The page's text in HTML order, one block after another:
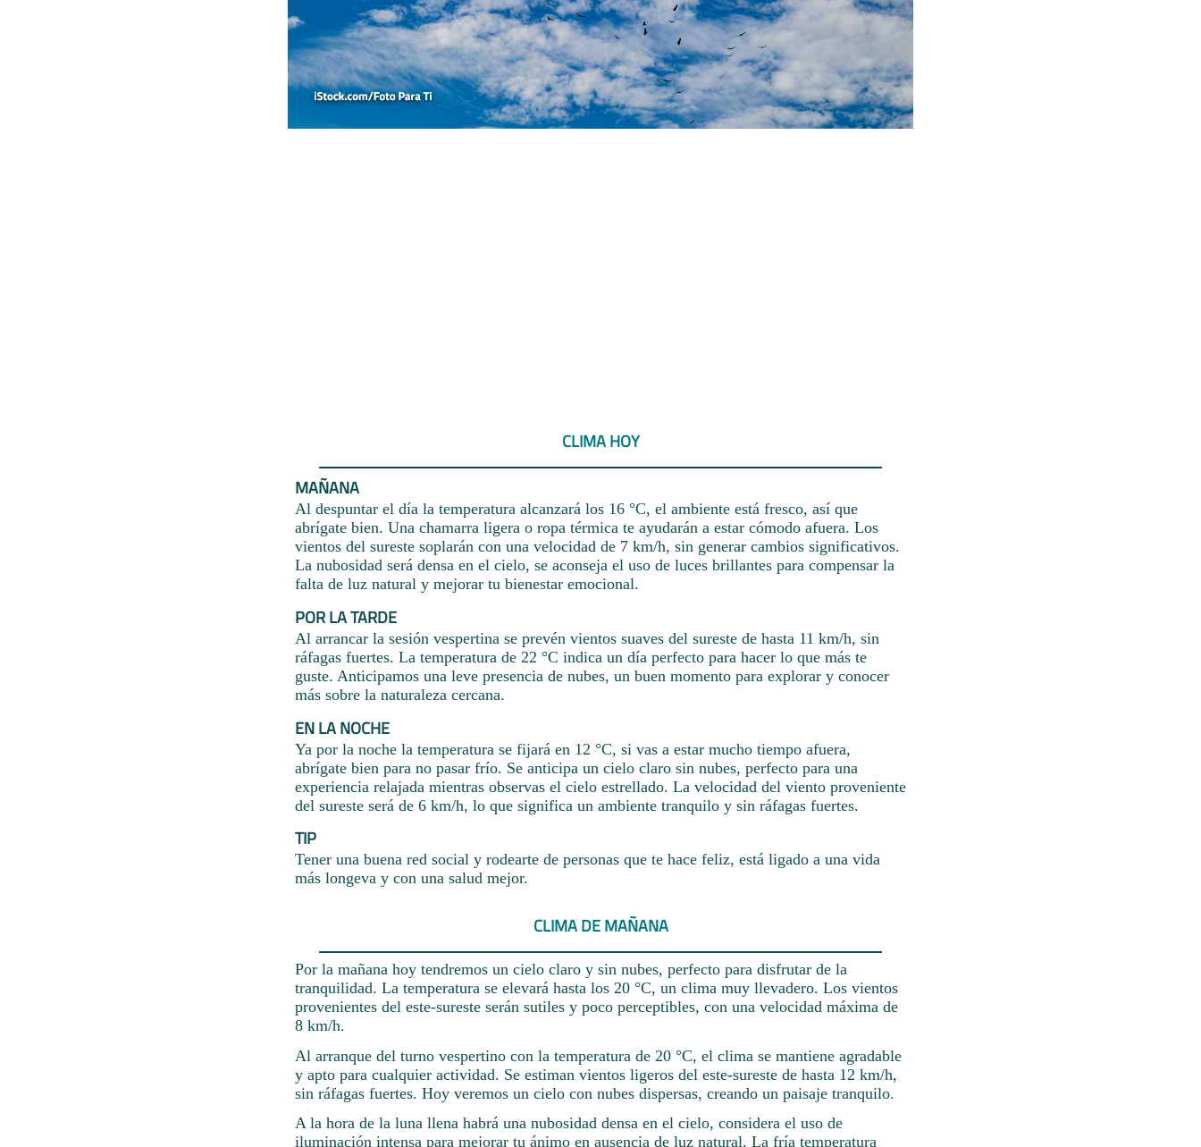
CLIMA HOY
MAÑANA
Al despuntar el día la temperatura alcanzará los 16 °C, el ambiente está fresco, así que
abrígate bien. Una chamarra ligera o ropa térmica te ayudarán a estar cómodo afuera. Los
vientos del sureste soplarán con una velocidad de 7 km/h, sin generar cambios significativos.
La nubosidad será densa en el cielo, se aconseja el uso de luces brillantes para compensar la
falta de luz natural y mejorar tu bienestar emocional.
POR LA TARDE
Al arrancar la sesión vespertina se prevén vientos suaves del sureste de hasta 11 km/h, sin
ráfagas fuertes. La temperatura de 22 °C indica un día perfecto para hacer lo que más te
guste. Anticipamos una leve presencia de nubes, un buen momento para explorar y conocer
más sobre la naturaleza cercana.
EN LA NOCHE
Ya por la noche la temperatura se fijará en 12 °C, si vas a estar mucho tiempo afuera,
abrígate bien para no pasar frío. Se anticipa un cielo claro sin nubes, perfecto para una
experiencia relajada mientras observas el cielo estrellado. La velocidad del viento proveniente
del sureste será de 6 km/h, lo que significa un ambiente tranquilo y sin ráfagas fuertes.
TIP
Tener una buena red social y rodearte de personas que te hace feliz, está ligado a una vida
más longeva y con una salud mejor.
CLIMA DE MAÑANA
Por la mañana hoy tendremos un cielo claro y sin nubes, perfecto para disfrutar de la
tranquilidad. La temperatura se elevará hasta los 20 °C, un clima muy llevadero. Los vientos
provenientes del este-sureste serán sutiles y poco perceptibles, con una velocidad máxima de
8 km/h.
Al arranque del turno vespertino con la temperatura de 20 °C, el clima se mantiene agradable
y apto para cualquier actividad. Se estiman vientos ligeros del este-sureste de hasta 12 km/h,
sin ráfagas fuertes. Hoy veremos un cielo con nubes dispersas, creando un paisaje tranquilo.
A la hora de la luna llena habrá una nubosidad densa en el cielo, considera el uso de
iluminación intensa para mejorar tu ánimo en ausencia de luz natural. La fría temperatura